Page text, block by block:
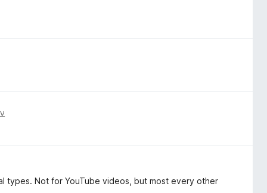
types. Not for YouTube videos, but most every other